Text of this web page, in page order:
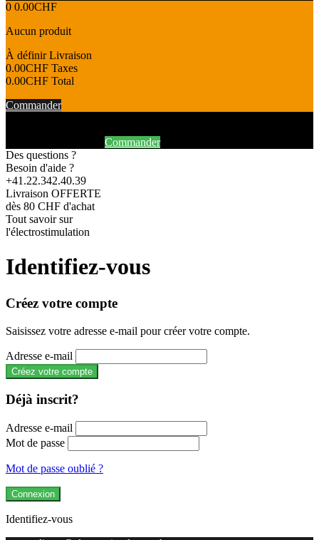
0 0.00CHF
Aucun produit
À définirLivraison
0.00CHF Taxes
0.00CHF Total
Commander
Commander
Des questions ?
Besoin d'aide ?
+41.22.342.40.39
Livraison OFFERTE
dès 80 CHF d'achat
Tout savoir sur
l'électrostimulation
Identifiez-vous
Créez votre compte
Saisissez votre adresse e-mail pour créer votre compte.
Adresse e-mail
Créez votre compte
Déjà inscrit?
Adresse e-mail
Mot de passe
Mot de passe oublié ?
Connexion
Identifiez-vous